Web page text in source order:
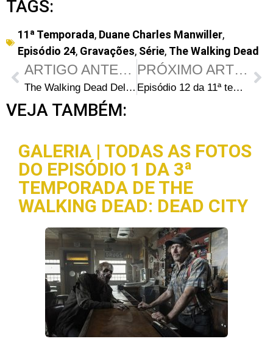
TAGS:
11ª Temporada, Duane Charles Manwiller,
Episódio 24, Gravações, Série, The Walking Dead
ARTIGO ANTERIOR
The Walking Dead Deluxe 3 – Cutting Room Floor: Roteiro e Comentários
PRÓXIMO ARTIGO
Episódio 12 da 11ª temporada de The Walking Dead vaza na internet
VEJA TAMBÉM:
GALERIA | TODAS AS FOTOS
DO EPISÓDIO 1 DA 3ª
TEMPORADA DE THE
WALKING DEAD: DEAD CITY